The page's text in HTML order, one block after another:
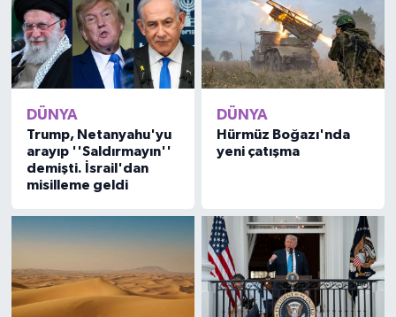
DÜNYA
Trump, Netanyahu'yu
arayıp ''Saldırmayın''
demişti. İsrail'dan
misilleme geldi
DÜNYA
Hürmüz Boğazı'nda
yeni çatışma